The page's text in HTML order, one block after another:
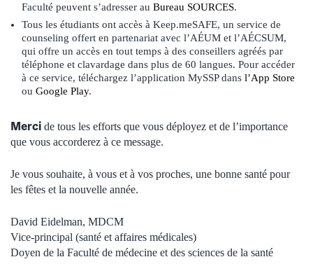
Faculté peuvent s’adresser au Bureau SOURCES.
Tous les étudiants ont accès à Keep.meSAFE, un service de
counseling offert en partenariat avec l’AÉUM et l’AÉCSUM,
qui offre un accès en tout temps à des conseillers agréés par
téléphone et clavardage dans plus de 60 langues. Pour accéder
à ce service, téléchargez l’application MySSP dans l’App Store
ou Google Play.
Merci de tous les efforts que vous déployez et de l’importance
que vous accorderez à ce message.
Je vous souhaite, à vous et à vos proches, une bonne santé pour
les fêtes et la nouvelle année.
David Eidelman, MDCM
Vice-principal (santé et affaires médicales)
Doyen de la Faculté de médecine et des sciences de la santé